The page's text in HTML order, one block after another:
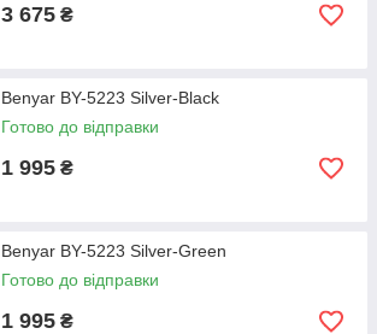
3 675 ₴
Benyar BY-5223 Silver-Black
Готово до відправки
1 995 ₴
Benyar BY-5223 Silver-Green
Готово до відправки
1 995 ₴